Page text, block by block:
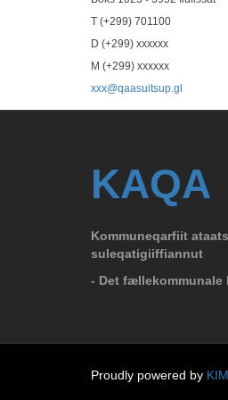
T (+299) 701100
D (+299) xxxxxx
M (+299) xxxxxx
xxx@qaasuitsup.gl
KAQA
Kommuneqarfiit
suleqatigiiffiannut
- Det fællekommunale
Proudly powered by